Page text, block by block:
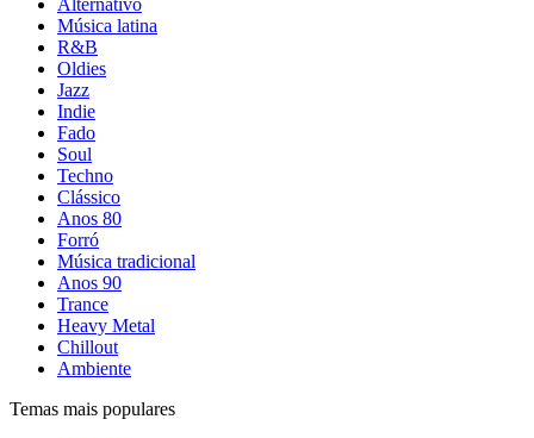
Alternativo
Música latina
R&B
Oldies
Jazz
Indie
Fado
Soul
Techno
Clássico
Anos 80
Forró
Música tradicional
Anos 90
Trance
Heavy Metal
Chillout
Ambiente
Temas mais populares